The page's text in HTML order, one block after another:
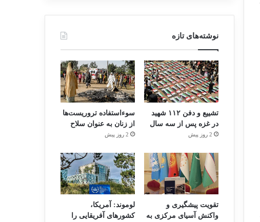
نوشته‌های تازه
تشییع و دفن ۱۱۲ شهید
در غزه پس از سه سال
2 روز پیش
سوءاستفاده تروریست‌ها
از زنان به عنوان سلاح
2 روز پیش
تقویت پیشگیری و
واکنش آسیای مرکزی به
لوموند: آمریکا،
کشورهای آفریقایی را